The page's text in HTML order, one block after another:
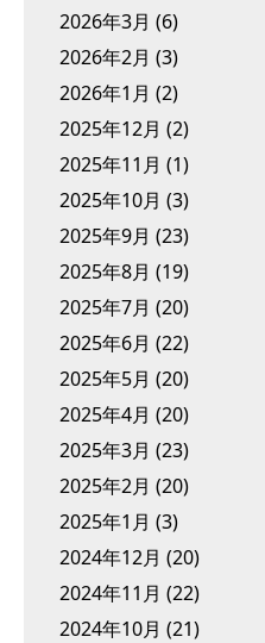
2026年3月 (6)
2026年2月 (3)
2026年1月 (2)
2025年12月 (2)
2025年11月 (1)
2025年10月 (3)
2025年9月 (23)
2025年8月 (19)
2025年7月 (20)
2025年6月 (22)
2025年5月 (20)
2025年4月 (20)
2025年3月 (23)
2025年2月 (20)
2025年1月 (3)
2024年12月 (20)
2024年11月 (22)
2024年10月 (21)